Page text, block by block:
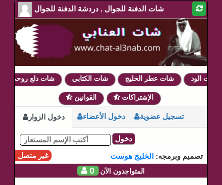
شات الدفنة للجوال , دردشة الدفنة للجوال
شات دلع روحي شات الكتابي شات عطر الخليج شات الود
القوانين الإشتراكات
دخول الزوار دخول الأعضاء تسجيل عضوية
دخول
غير متصل
تصميم وبرمجه: الخليج هوست
0 المتواجدون الآن